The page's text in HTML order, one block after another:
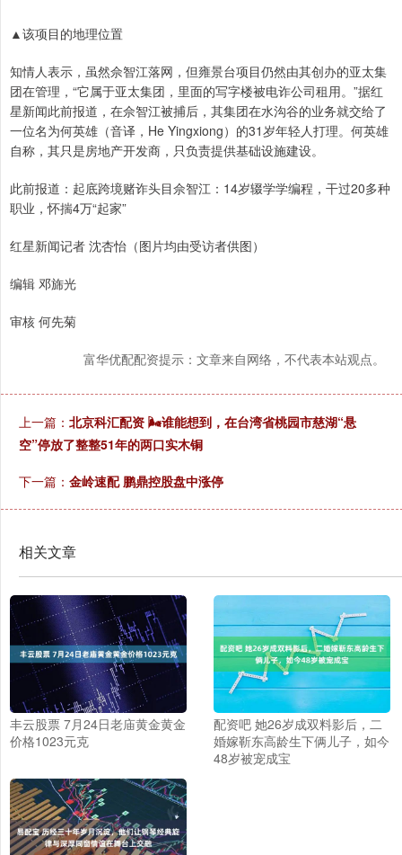
▲该项目的地理位置
知情人表示，虽然佘智江落网，但雍景台项目仍然由其创办的亚太集
团在管理，“它属于亚太集团，里面的写字楼被电诈公司租用。”据红
星新闻此前报道，在佘智江被捕后，其集团在水沟谷的业务就交给了
一位名为何英雄（音译，He Yingxiong）的31岁年轻人打理。何英雄
自称，其只是房地产开发商，只负责提供基础设施建设。
此前报道：起底跨境赌诈头目佘智江：14岁辍学学编程，干过20多种
职业，怀揣4万“起家”
红星新闻记者 沈杏怡（图片均由受访者供图）
编辑 邓旆光
审核 何先菊
富华优配配资提示：文章来自网络，不代表本站观点。
上一篇： 北京科汇配资 🌬谁能想到，在台湾省桃园市慈湖“悬
空”停放了整整51年的两口实木铜
下一篇： 金岭速配 鹏鼎控股盘中涨停
相关文章
丰云股票 7月24日老庙黄金黄金
价格1023元克
配资吧 她26岁成双料影后，二
婚嫁靳东高龄生下俩儿子，如今
48岁被宠成宝